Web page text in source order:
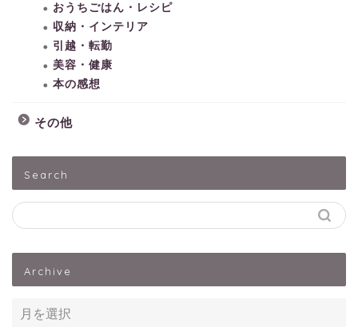
おうちごはん・レシピ
収納・インテリア
引越・転勤
美容・健康
本の感想
その他
Search
Archive
出産・子育て